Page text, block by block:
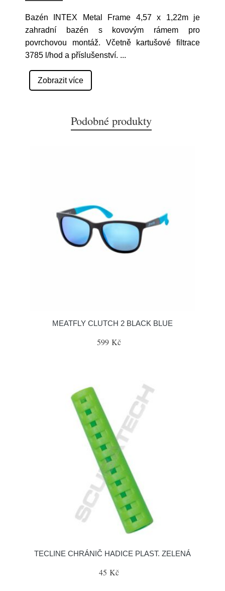
Bazén INTEX Metal Frame 4,57 x 1,22m je
zahradní bazén s kovovým rámem pro
povrchovou montáž. Včetně kartušové filtrace
3785 l/hod a příslušenství. ...
Zobrazit více
Podobné produkty
MEATFLY CLUTCH 2 BLACK BLUE
599 Kč
TECLINE CHRÁNIČ HADICE PLAST. ZELENÁ
45 Kč